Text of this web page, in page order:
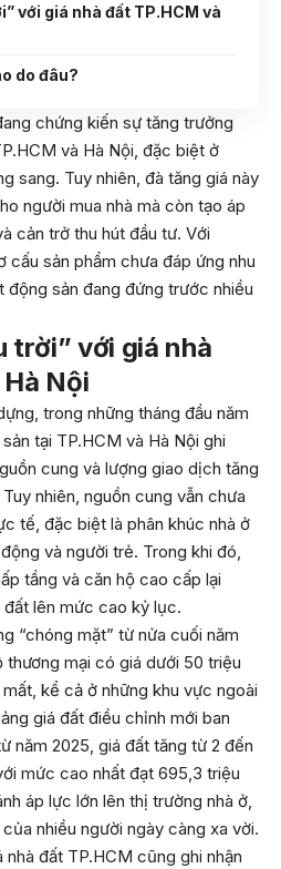
với giá nhà đất TP.HCM và
do đâu?
chứng kiến sự tăng trưởng
và Hà Nội, đặc biệt ở
sang. Tuy nhiên, đà tăng giá này
người mua nhà mà còn tạo áp
cản trở thu hút đầu tư. Với
cấu sản phẩm chưa đáp ứng nhu
sản đang đứng trước nhiều
trời” với giá nhà
Nội
trong những tháng đầu năm
tại TP.HCM và Hà Nội ghi
cung và lượng giao dịch tăng
nhiên, nguồn cung vẫn chưa
tế, đặc biệt là phân khúc nhà ở
và người trẻ. Trong khi đó,
tầng và căn hộ cao cấp lại
lên mức cao kỷ lục.
“chóng mặt” từ nửa cuối năm
thương mại có giá dưới 50 triệu
kể cả ở những khu vực ngoài
giá đất điều chỉnh mới ban
năm 2025, giá đất tăng từ 2 đến
mức cao nhất đạt 695,3 triệu
áp lực lớn lên thị trường nhà ở,
nhiều người ngày càng xa vời.
đất TP.HCM cũng ghi nhận